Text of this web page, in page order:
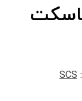
SCS